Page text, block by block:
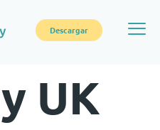
Descargar
UK